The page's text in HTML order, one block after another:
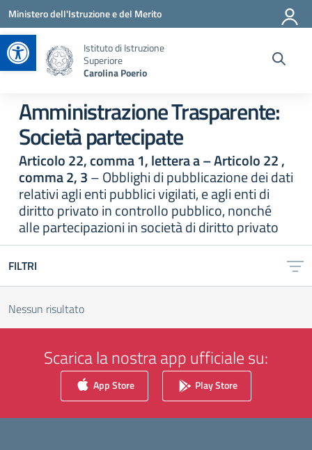
Apri la barra degli strumenti
Vai ai contenuti
Vai al menu di navigazione
Vai al footer
Ministero dell'Istruzione e del Merito
Istituto di Istruzione
Superiore
Carolina Poerio
Amministrazione Trasparente:
Società partecipate
Articolo 22, comma 1, lettera a – Articolo 22 ,
comma 2, 3– Obblighi di pubblicazione dei dati
relativi agli enti pubblici vigilati, e agli enti di
diritto privato in controllo pubblico, nonché
alle partecipazioni in società di diritto privato
FILTRI
Nessun risultato
Scarica la nostra app ufficiale su:
App Store Play Store